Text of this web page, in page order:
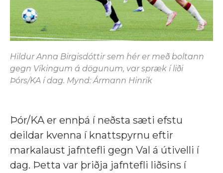
Hildur Anna Birgisdóttir sem hér er með boltann
gegn Víkingum á dögunum, var spræk í liði
Þórs/KA í dag. Mynd: Ármann Hinrik
Þór/KA er ennþá í neðsta sæti efstu
deildar kvenna í knattspyrnu eftir
markalaust jafntefli gegn Val á útivelli í
dag. Þetta var þriðja jafntefli liðsins í